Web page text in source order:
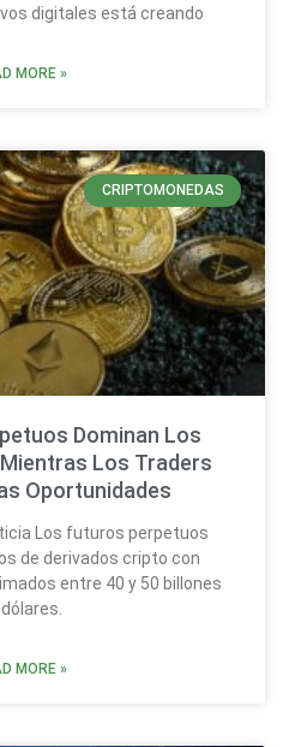
digitales está creando
MORE »
CRIPTOMONEDAS
Dominan Los
Los Traders
Oportunidades
Los futuros perpetuos
de derivados cripto con
entre 40 y 50 billones
MORE »